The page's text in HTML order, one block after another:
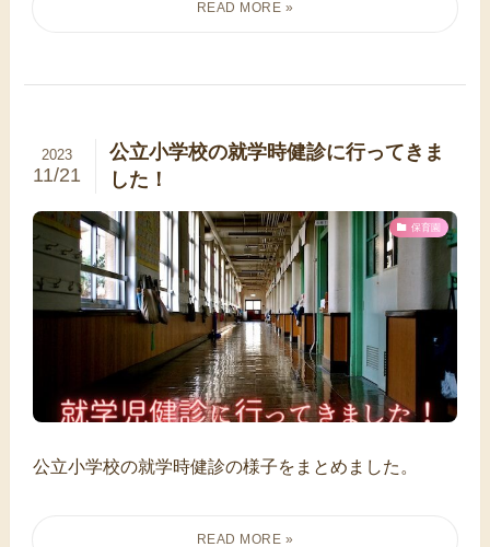
公立小学校の就学時健診に行ってきま
した！
2023
11/21
保育園
公立小学校の就学時健診の様子をまとめました。